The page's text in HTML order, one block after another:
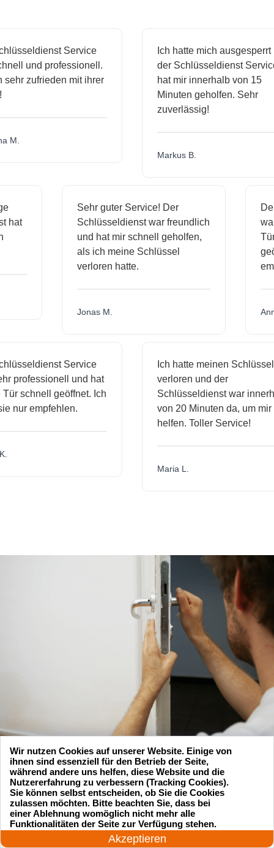
Service
und professionell.
zufrieden mit ihrer
Ich hatte mich ausgesperrt und
der Schlüsseldienst Service
hat mir innerhalb von 15
Minuten geholfen. Sehr
zuverlässig!
Markus B.
hat
Sehr guter Service! Der
Schlüsseldienst war freundlich
und hat mir schnell geholfen,
als ich meine Schlüssel
verloren hatte.
Jonas M.
Service
und hat
schnell geöffnet. Ich
empfehlen.
Ich hatte meinen Schlüssel
verloren und der
Schlüsseldienst war innerhalb
von 20 Minuten da, um mir zu
helfen. Toller Service!
Maria L.
Suchen Sie einen Schlüsseldienst
zu einem vernünftigen Preis?
24 Stunden am Tag
Akzeptieren
Wir nutzen Cookies auf unserer Website. Einige von
ihnen sind essenziell für den Betrieb der Seite,
während andere uns helfen, diese Website und die
Nutzererfahrung zu verbessern (Tracking Cookies).
Sie können selbst entscheiden, ob Sie die Cookies
zulassen möchten. Bitte beachten Sie, dass bei
einer Ablehnung womöglich nicht mehr alle
Funktionalitäten der Seite zur Verfügung stehen.